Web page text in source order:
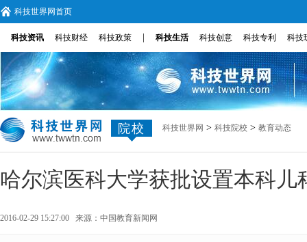
科技世界网首页
科技资讯 科技财经 科技政策 科技生活 科技创意 科技专利 科技
院校 科技世界网 > 科技院校 > 教育动态
哈尔滨医科大学获批设置本科儿
2016-02-29 15:27:00 来源： 中国教育新闻网